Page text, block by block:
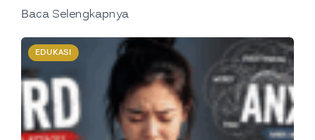
Baca Selengkapnya
EDUKASI